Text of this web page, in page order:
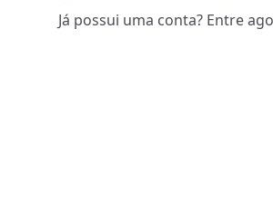
Já possui uma conta? Entre